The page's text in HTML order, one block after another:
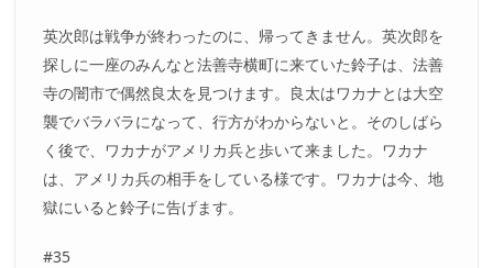
英次郎は戦争が終わったのに、帰ってきません。英次郎を
探しに一座のみんなと法善寺横町に来ていた鈴子は、法善
寺の闇市で偶然良太を見つけます。良太はワカナとは大空
襲でバラバラになって、行方がわからないと。そのしばら
く後で、ワカナがアメリカ兵と歩いて来ました。ワカナ
は、アメリカ兵の相手をしている様です。ワカナは今、地
獄にいると鈴子に告げます。
#35